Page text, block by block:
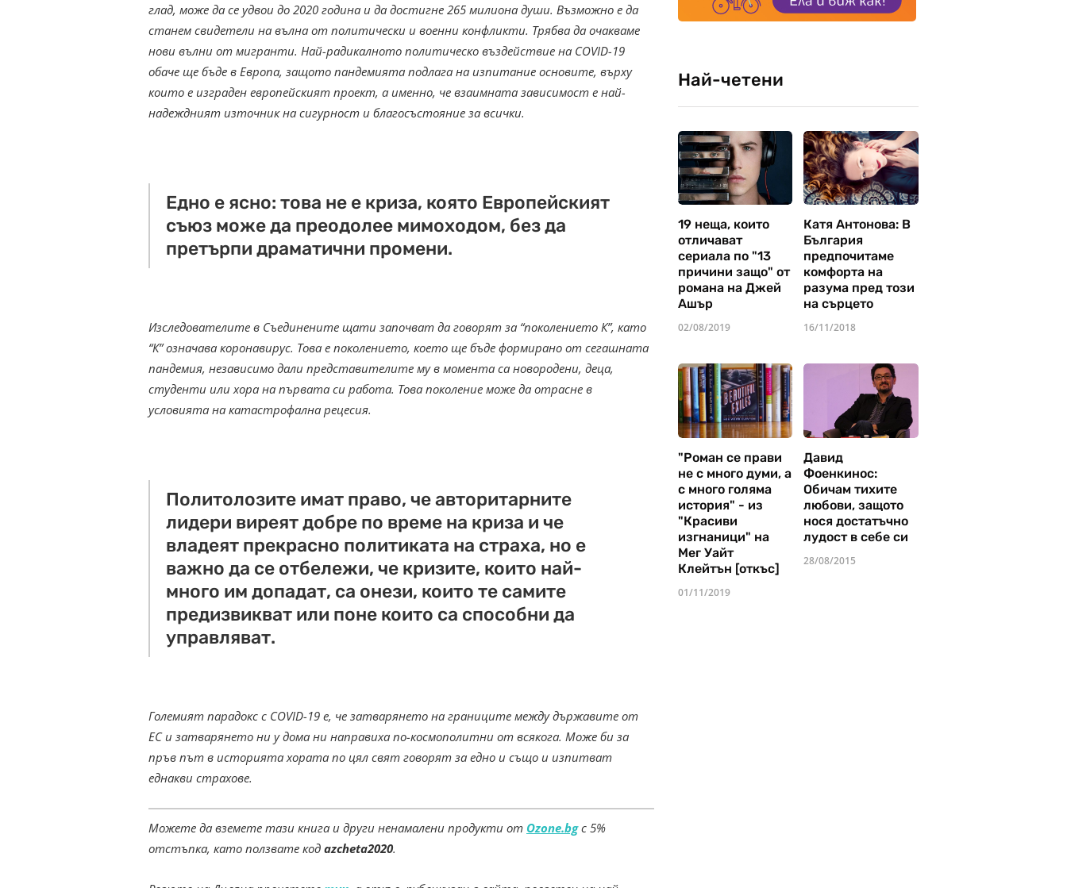
глад, може да се удвои до 2020 година и да достигне 265 милиона души. Възможно е да
станем свидетели на вълна от политически и военни конфликти. Трябва да очакваме
нови вълни от мигранти. Най-радикалното политическо въздействие на COVID-19
обаче ще бъде в Европа, защото пандемията подлага на изпитание основите, върху
които е изграден европейският проект, а именно, че взаимната зависимост е най-
надеждният източник на сигурност и благосъстояние за всички.
Едно е ясно: това не е криза, която Европейският
съюз може да преодолее мимоходом, без да
претърпи драматични промени.
Изследователите в Съединените щати започват да говорят за “поколението К”, като
“К” означава коронавирус. Това е поколението, което ще бъде формирано от сегашната
пандемия, независимо дали представителите му в момента са новородени, деца,
студенти или хора на първата си работа. Това поколение може да отрасне в
условията на катастрофална рецесия.
Политолозите имат право, че авторитарните
лидери виреят добре по време на криза и че
владеят прекрасно политиката на страха, но е
важно да се отбележи, че кризите, които най-
много им допадат, са онези, които те самите
предизвикват или поне които са способни да
управляват.
Големият парадокс с COVID-19 е, че затварянето на границите между държавите от
ЕС и затварянето ни у дома ни направиха по-космополитни от всякога. Може би за
пръв път в историята хората по цял свят говорят за едно и също и изпитват
еднакви страхове.
Можете да вземете тази книга и други ненамалени продукти от Ozone.bgс 5%
отстъпка, като ползвате код azcheta2020.
Най-четени
19 неща, които
отличават
сериала по "13
причини защо" от
романа на Джей
Ашър
02/08/2019
Катя Антонова: В
България
предпочитаме
комфорта на
разума пред този
на сърцето
16/11/2018
"Роман се прави
не с много думи, а
с много голяма
история" - из
"Красиви
изгнаници" на
Мег Уайт
Клейтън [откъс]
01/11/2019
Давид
Фоенкинос:
Обичам тихите
любови, защото
нося достатъчно
лудост в себе си
28/08/2015